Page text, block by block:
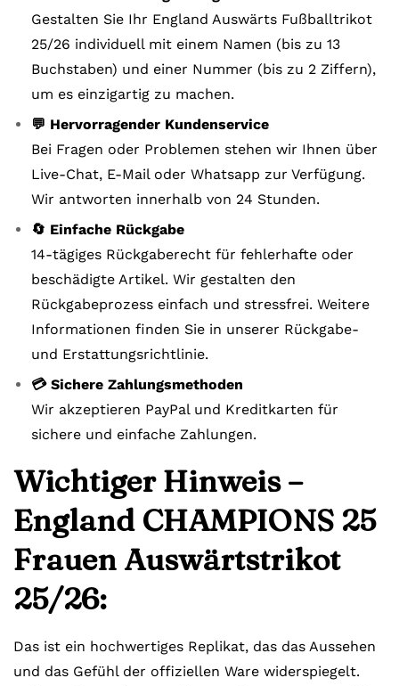
Gestalten Sie Ihr England Auswärts Fußballtrikot
25/26 individuell mit einem Namen (bis zu 13
Buchstaben) und einer Nummer (bis zu 2 Ziffern),
um es einzigartig zu machen.
💬 Hervorragender Kundenservice
Bei Fragen oder Problemen stehen wir Ihnen über
Live-Chat, E-Mail oder Whatsapp zur Verfügung.
Wir antworten innerhalb von 24 Stunden.
🔄 Einfache Rückgabe
14-tägiges Rückgaberecht für fehlerhafte oder
beschädigte Artikel. Wir gestalten den
Rückgabeprozess einfach und stressfrei. Weitere
Informationen finden Sie in unserer Rückgabe-
und Erstattungsrichtlinie.
💳 Sichere Zahlungsmethoden
Wir akzeptieren PayPal und Kreditkarten für
sichere und einfache Zahlungen.
Wichtiger Hinweis –
England CHAMPIONS 25
Frauen Auswärtstrikot
25/26:
Das ist ein hochwertiges Replikat, das das Aussehen
und das Gefühl der offiziellen Ware widerspiegelt.